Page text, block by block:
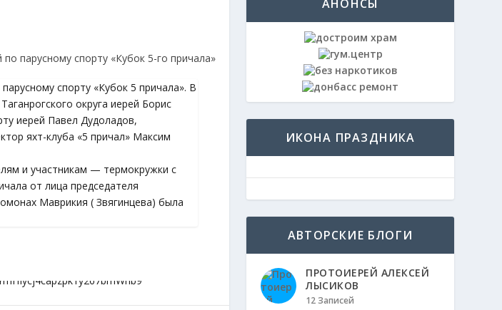
спорту «Кубок 5 причала». В
округа иерей Борис
иерей Павел Дудоладов,
яхт-клуба «5 причал» Максим
и участникам — термокружки с
от лица председателя
Маврикия ( Звягинцева) была
АНОНСЫ
ИКОНА ПРАЗДНИКА
АВТОРСКИЕ БЛОГИ
ПРОТОИЕРЕЙ АЛЕКСЕЙ
ЛЫСИКОВ
12 Записей